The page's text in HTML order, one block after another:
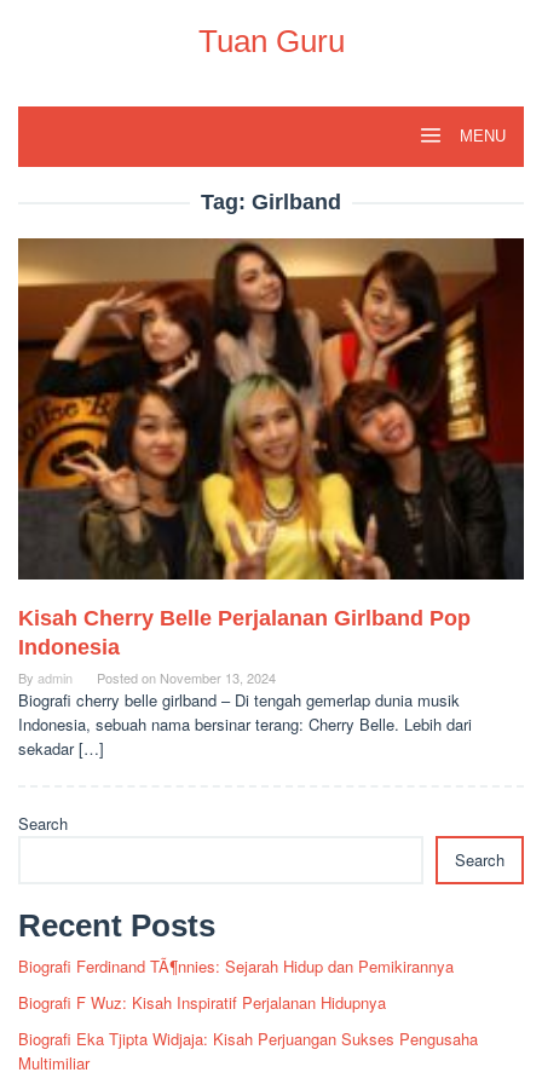
Tuan Guru
MENU
Tag: Girlband
Kisah Cherry Belle Perjalanan Girlband Pop
Indonesia
By admin Posted on November 13, 2024
Biografi cherry belle girlband – Di tengah gemerlap dunia musik
Indonesia, sebuah nama bersinar terang: Cherry Belle. Lebih dari
sekadar […]
Search
Search
Recent Posts
Biografi Ferdinand TÃ¶nnies: Sejarah Hidup dan Pemikirannya
Biografi F Wuz: Kisah Inspiratif Perjalanan Hidupnya
Biografi Eka Tjipta Widjaja: Kisah Perjuangan Sukses Pengusaha
Multimiliar